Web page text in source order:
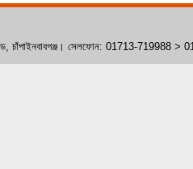
রোড, চাঁপাইনবাবগঞ্জ। সেলফোন: 01713-